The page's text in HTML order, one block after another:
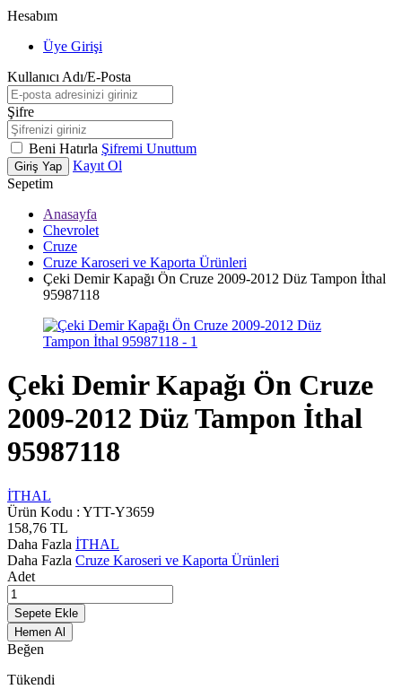
Hesabım
Üye Girişi
Kullanıcı Adı/E-Posta
Şifre
Beni Hatırla Şifremi Unuttum
Giriş Yap
Kayıt Ol
Sepetim
Anasayfa
Chevrolet
Cruze
Cruze Karoseri ve Kaporta Ürünleri
Çeki Demir Kapağı Ön Cruze 2009-2012 Düz Tampon İthal
95987118
Çeki Demir Kapağı Ön Cruze
2009-2012 Düz Tampon İthal
95987118
İTHAL
Ürün Kodu : YTT-Y3659
158,76 TL
Daha Fazla İTHAL
Daha Fazla Cruze Karoseri ve Kaporta Ürünleri
Adet
Sepete Ekle
Hemen Al
Beğen
Tükendi